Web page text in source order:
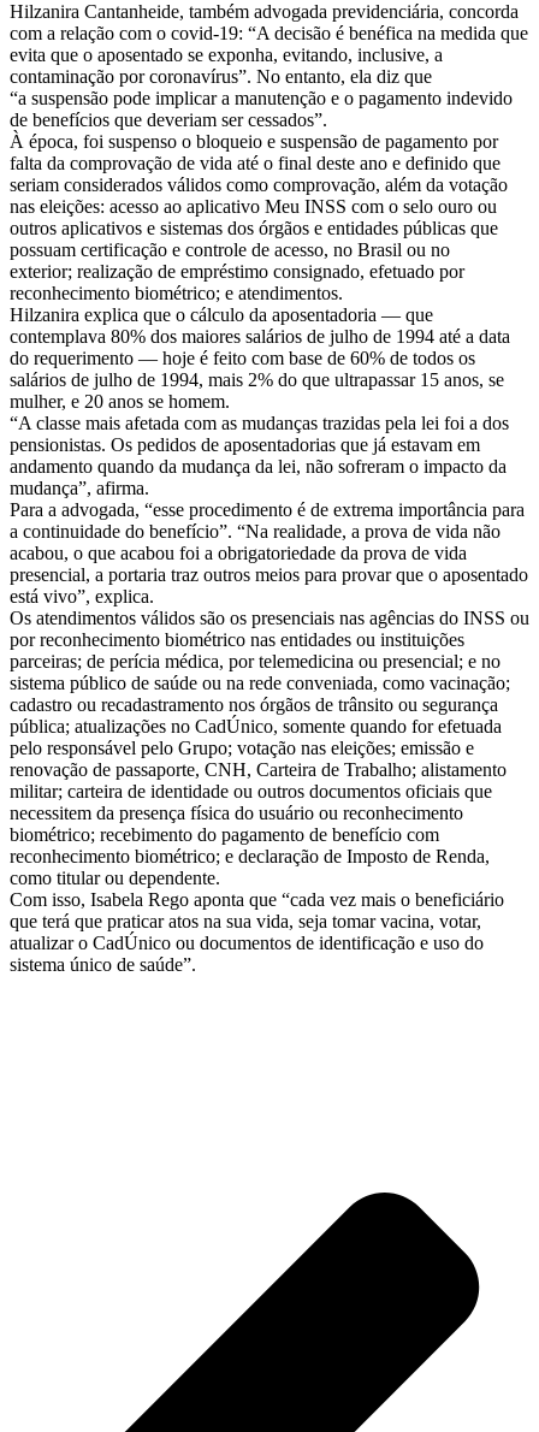
Hilzanira Cantanheide, também advogada previdenciária, concorda
com a relação com o covid-19: “A decisão é benéfica na medida que
evita que o aposentado se exponha, evitando, inclusive, a
contaminação por coronavírus”. No entanto, ela diz que
“a suspensão pode implicar a manutenção e o pagamento indevido
de benefícios que deveriam ser cessados”.
À época, foi suspenso o bloqueio e suspensão de pagamento por
falta da comprovação de vida até o final deste ano e definido que
seriam considerados válidos como comprovação, além da votação
nas eleições: acesso ao aplicativo Meu INSS com o selo ouro ou
outros aplicativos e sistemas dos órgãos e entidades públicas que
possuam certificação e controle de acesso, no Brasil ou no
exterior; realização de empréstimo consignado, efetuado por
reconhecimento biométrico; e atendimentos.
Hilzanira explica que o cálculo da aposentadoria — que
contemplava 80% dos maiores salários de julho de 1994 até a data
do requerimento — hoje é feito com base de 60% de todos os
salários de julho de 1994, mais 2% do que ultrapassar 15 anos, se
mulher, e 20 anos se homem.
“A classe mais afetada com as mudanças trazidas pela lei foi a dos
pensionistas. Os pedidos de aposentadorias que já estavam em
andamento quando da mudança da lei, não sofreram o impacto da
mudança”, afirma.
Para a advogada, “esse procedimento é de extrema importância para
a continuidade do benefício”. “Na realidade, a prova de vida não
acabou, o que acabou foi a obrigatoriedade da prova de vida
presencial, a portaria traz outros meios para provar que o aposentado
está vivo”, explica.
Os atendimentos válidos são os presenciais nas agências do INSS ou
por reconhecimento biométrico nas entidades ou instituições
parceiras; de perícia médica, por telemedicina ou presencial; e no
sistema público de saúde ou na rede conveniada, como vacinação;
cadastro ou recadastramento nos órgãos de trânsito ou segurança
pública; atualizações no CadÚnico, somente quando for efetuada
pelo responsável pelo Grupo; votação nas eleições; emissão e
renovação de passaporte, CNH, Carteira de Trabalho; alistamento
militar; carteira de identidade ou outros documentos oficiais que
necessitem da presença física do usuário ou reconhecimento
biométrico; recebimento do pagamento de benefício com
reconhecimento biométrico; e declaração de Imposto de Renda,
como titular ou dependente.
Com isso, Isabela Rego aponta que “cada vez mais o beneficiário
que terá que praticar atos na sua vida, seja tomar vacina, votar,
atualizar o CadÚnico ou documentos de identificação e uso do
sistema único de saúde”.